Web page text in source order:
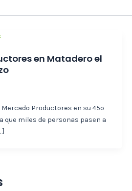
en Matadero el
Productores en su 45º
que miles de personas pasen a